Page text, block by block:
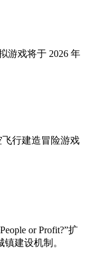
游戏将于 2026 年
飞行建造冒险游戏
or Profit?”扩
建设机制。